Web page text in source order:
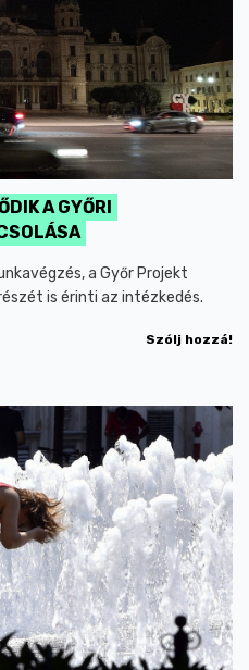
A GYŐRI
a Győr Projekt
is érinti az intézkedés.
Szólj hozzá!